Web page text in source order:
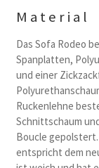
Material
Das Sofa Rodeo
Spanplatten,
und einer
Ruckenlehne
Schnittschaum
Boucle
entspricht dem